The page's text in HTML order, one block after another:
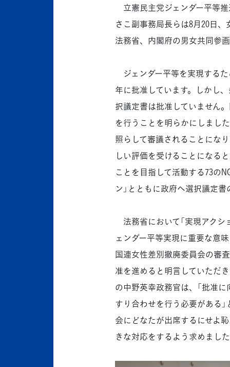
立憲民主党ジェンダー平等
さこ副事務局長らは8月20日
法務省、内閣府の男女共同参
ジェンダー平等を実現する
年に批准しています。しかし
択議定書は批准していません
を行うことを明らかにしまし
照らして審議されることにな
しい評価を受けることになる
ことを目指して活動する73の
ン」とともに政府へ選択議定
法務省において「実現アクシ
ェンダー平等実現に重要な意
国連女性差別撤廃委員会の審
准を進めると明言していただ
の中野英幸政務官は、「批准
すり合わせを行う必要がある
会にどなたが出席するにせよ
きな対応をするよう求めまし